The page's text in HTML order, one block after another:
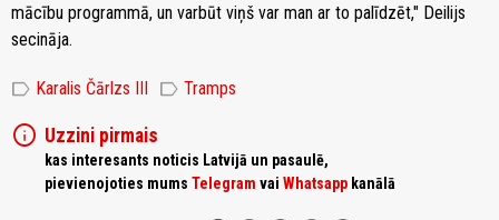
mācību programmā, un varbūt viņš var man ar to palīdzēt," Deilijs
secināja.
label Karalis Čārlzs III label Tramps
info Uzzini pirmais
kas interesants noticis Latvijā un pasaulē,
pievienojoties mums Telegram vai Whatsapp kanālā